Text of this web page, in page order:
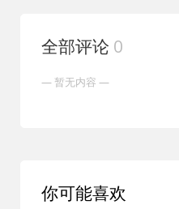
用户评价
"这款工具太棒了，完美解
—— Jane Smith（
全部评论 0
你可能喜欢